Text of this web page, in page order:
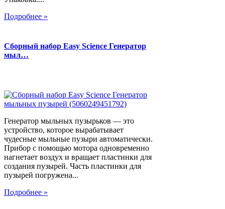
Подробнее »
Сборный набор Easy Science Генератор
мыл…
Генератор мыльных пузырьков — это
устройство, которое вырабатывает
чудесные мыльные пузыри автоматически.
Прибор с помощью мотора одновременно
нагнетает воздух и вращает пластинки для
создания пузырей. Часть пластинки для
пузырей погружена...
Подробнее »